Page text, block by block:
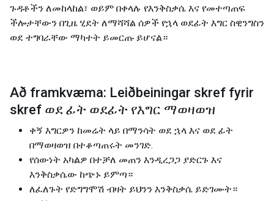
ጉዳቶችን ለመከላከል፣ ወይም በቀላሉ የእንቅስቃሴ እና የመተጣጠፍ
ችሎታቸውን በጊዜ ሂደት ለማሻሻል ሰዎች የኋላ ወደፊት እግር ስዊንግስን
ወደ ተግባራቸው ማካተት ይመርጡ ይሆናል።
Að framkvæma: Leiðbeiningar skref fyrir
skref ወደ ፊት ወደፊት የእግር ማወዛወዝ
ቀኝ እግርዎን ከመሬት ላይ በማንሳት ወደ ኋላ እና ወደ ፊት
በማወዛወዝ በተቆጣጠሩት መንገድ.
የሰውነት አካልዎ በተቻለ መጠን እንዲረጋጋ ያድርጉ እና
እንቅስቃሴው ከጭኑ ይምጣ።
ለፈለጉት የድግግሞሽ ብዛት ይህንን እንቅስቃሴ ይድገሙት።